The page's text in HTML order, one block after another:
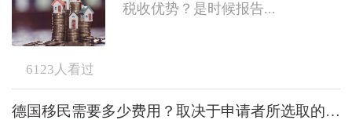
税收优势？是时候报告...
6123 人看过
德国移民需要多少费用？取决于申请者所选取的移民途径